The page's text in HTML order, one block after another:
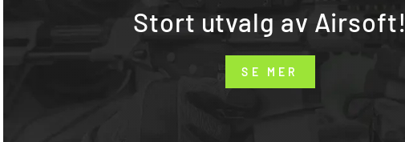
Stort utvalg av Airsoft!
SE MER